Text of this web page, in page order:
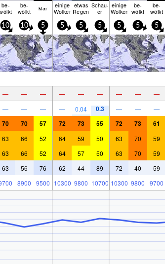
be­ be­
wölkt klar einige
Wolken
etwas
Regen
Schau­
er
einige
Wolken
be­
wölkt
be­
wölkt
10 10 5 5 5 5 5 5 5
— — — — — — — — —
— — — — 0.04 0.3 — — —
70 70 57 72 73 55 72 73 61
63 66 52 64 59 50 63 70 59
63 66 52 64 57 50 63 70 59
63 56 76 62 44 89 72 40 59
8900 9500 10300 9800 10700 10300 9800 9700